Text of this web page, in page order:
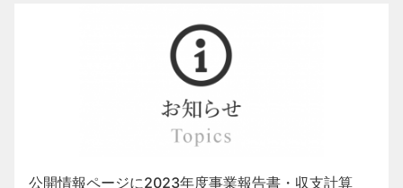
公開情報ページに2023年度事業報告書・収支計算